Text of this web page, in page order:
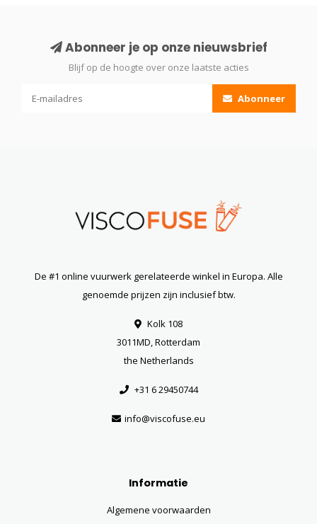
Abonneer je op onze nieuwsbrief
Blijf op de hoogte over onze laatste acties
Abonneer
De #1 online vuurwerk gerelateerde winkel in Europa. Alle
genoemde prijzen zijn inclusief btw.
Kolk 108
3011MD, Rotterdam
the Netherlands
+31 6 29450744
info@viscofuse.eu
Informatie
Algemene voorwaarden